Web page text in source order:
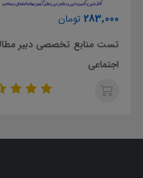
تومان
تخصصی دبیر مطالعات